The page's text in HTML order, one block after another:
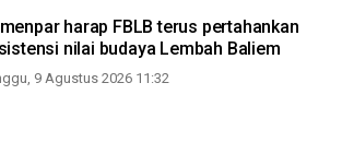
harap FBLB terus pertahankan
nilai budaya Lembah Baliem
9 Agustus 2026 11:32